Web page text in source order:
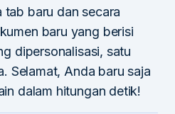
tab baru dan secara
baru yang berisi
dipersonalisasi, satu
Selamat, Anda baru saja
dalam hitungan detik!